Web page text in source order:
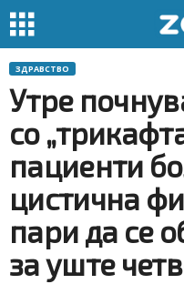
ЗДРАВСТВО
Утре
со
пациенти
цистична
пари да се
за уште